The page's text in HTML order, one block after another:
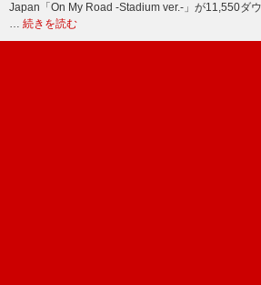
Japan「On My Road -Stadium ver.-」が11,550ダ
… 続きを読む